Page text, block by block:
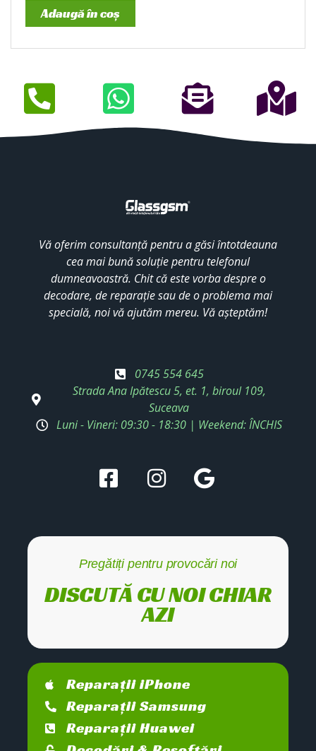
Adaugă în coș
Vă oferim consultanță pentru a găsi întotdeauna
cea mai bună soluție pentru telefonul
dumneavoastră. Chit că este vorba despre o
decodare, de reparație sau de o problema mai
specială, noi vă ajutăm mereu. Vă așteptăm!
0745 554 645
Strada Ana Ipătescu 5, et. 1, biroul 109,
Suceava
Luni - Vineri: 09:30 - 18:30 | Weekend: ÎNCHIS
Pregătiți pentru provocări noi
DISCUTĂ CU NOI CHIAR
AZI
Reparații iPhone
Reparații Samsung
Reparații Huawei